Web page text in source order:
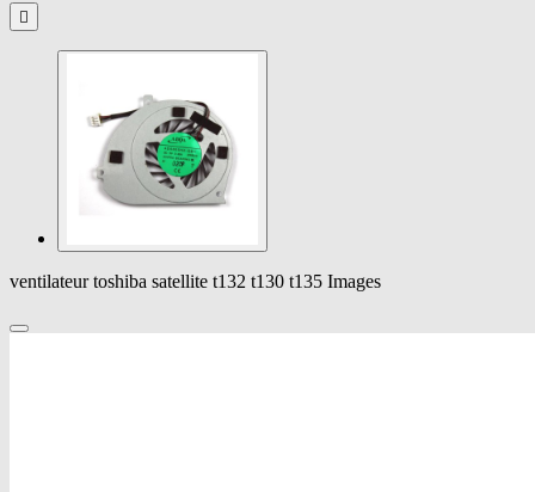

ventilateur toshiba satellite t132 t130 t135 Images